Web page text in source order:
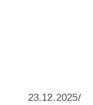
23.12.2025/